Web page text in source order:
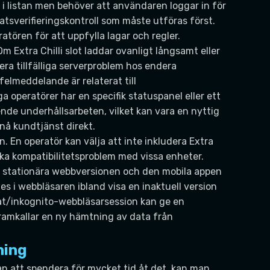
listan men behöver att användaren loggar in för
som måste utföras först.
för att uppfylla lagar och regler.
Extra Chilli slot laddar ovanligt långsamt eller
tillfälliga serverproblem hos endera
är relaterat till
operatörer har en specifik statuspanel eller ett
underhållsarbeten, vilket kan vara en nyttig
kundtjänst direkt.
En operatör kan välja att inte inkludera Extra
kompatibilitetsproblem med vissa enheter.
webbversionen och den mobila appen
i webbläsaren ibland visa en inaktuell version
inkognito-webbläsarsession kan ge en
en ny hämtning av data från